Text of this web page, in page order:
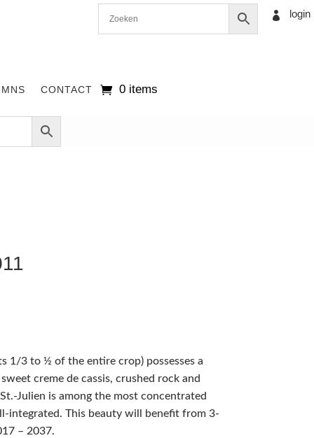
CONTACT 0 items
 login
1/3 to ½ of the entire crop) possesses a
creme de cassis, crushed rock and
Julien is among the most concentrated
integrated. This beauty will benefit from 3-
– 2037.